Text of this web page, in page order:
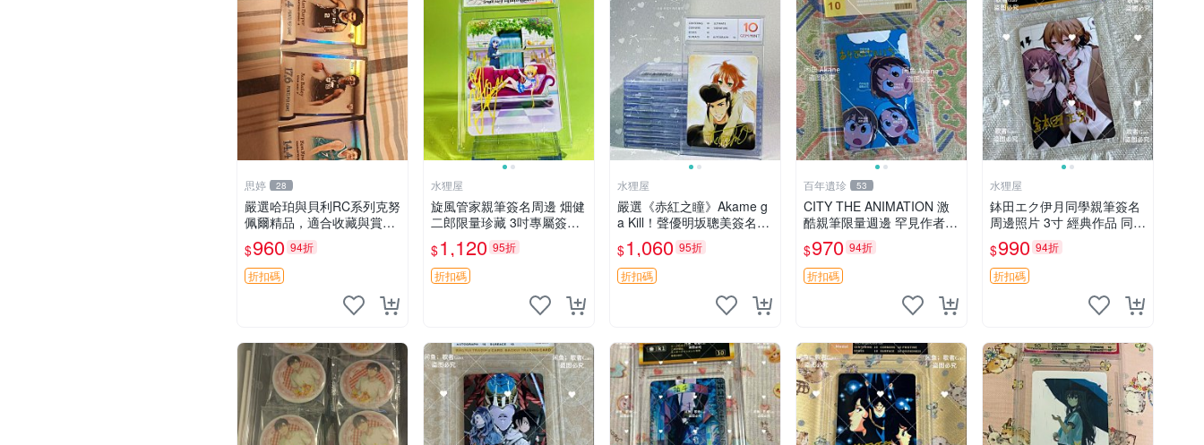
思婷 28
嚴選哈珀與貝利RC系列克努
佩爾精品，適合收藏與賞玩
RC 玩具 陶瓷
$960 94折
折扣碼
水狸屋
旋風管家親筆簽名周邊 畑健
二郎限量珍藏 3吋專屬簽名
照 日本正版中古 正規卡磚
附送 旋風管家 畑健二郎 簽
名照
$1,120 95折
折扣碼
水狸屋
嚴選《赤紅之瞳》Akame g
a Kill！聲優明坂聰美簽名周
邊，3寸帶原裝卡磚 日版中
古 赤紅之瞳 Akame ga Kill
明坂聰美 簽名
$1,060 95折
折扣碼
百年遺珍 53
CITY THE ANIMATION 激
酷親筆限量週邊 罕見作者簽
名收藏 現代潮流擺飾 9x9c
m 專家推薦 國際珍藏款 周
邊 照片周邊 尺寸 收藏品
$970 94折
折扣碼
水狸屋
鉢田エク伊月同學親筆簽名
周邊照片 3寸 經典作品 同人
照
$990 94折
折扣碼